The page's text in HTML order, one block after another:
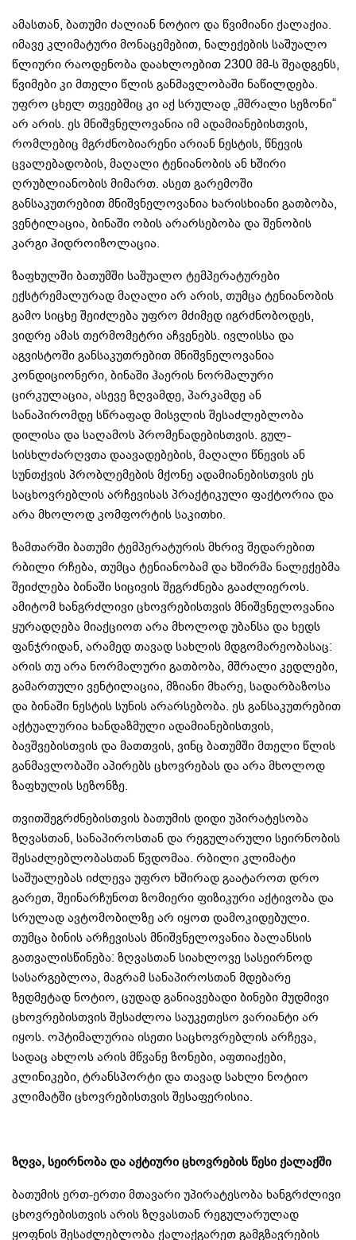
ამასთან, ბათუმი ძალიან ნოტიო და წვიმიანი ქალაქია.
იმავე კლიმატური მონაცემებით, ნალექების საშუალო
წლიური რაოდენობა დაახლოებით 2300 მმ-ს შეადგენს,
წვიმები კი მთელი წლის განმავლობაში ნაწილდება.
უფრო ცხელ თვეებშიც კი აქ სრულად „მშრალი სეზონი“
არ არის. ეს მნიშვნელოვანია იმ ადამიანებისთვის,
რომლებიც მგრძნობიარენი არიან ნესტის, წნევის
ცვალებადობის, მაღალი ტენიანობის ან ხშირი
ღრუბლიანობის მიმართ. ასეთ გარემოში
განსაკუთრებით მნიშვნელოვანია ხარისხიანი გათბობა,
ვენტილაცია, ბინაში ობის არარსებობა და შენობის
კარგი ჰიდროიზოლაცია.
ზაფხულში ბათუმში საშუალო ტემპერატურები
ექსტრემალურად მაღალი არ არის, თუმცა ტენიანობის
გამო სიცხე შეიძლება უფრო მძიმედ იგრძნობოდეს,
ვიდრე ამას თერმომეტრი აჩვენებს. ივლისსა და
აგვისტოში განსაკუთრებით მნიშვნელოვანია
კონდიციონერი, ბინაში ჰაერის ნორმალური
ცირკულაცია, ასევე ზღვამდე, პარკამდე ან
სანაპირომდე სწრაფად მისვლის შესაძლებლობა
დილისა და საღამოს პრომენადებისთვის. გულ-
სისხლძარღვთა დაავადებების, მაღალი წნევის ან
სუნთქვის პრობლემების მქონე ადამიანებისთვის ეს
საცხოვრებლის არჩევისას პრაქტიკული ფაქტორია და
არა მხოლოდ კომფორტის საკითხი.
ზამთარში ბათუმი ტემპერატურის მხრივ შედარებით
რბილი რჩება, თუმცა ტენიანობამ და ხშირმა ნალექებმა
შეიძლება ბინაში სიცივის შეგრძნება გააძლიეროს.
ამიტომ ხანგრძლივი ცხოვრებისთვის მნიშვნელოვანია
ყურადღება მიაქციოთ არა მხოლოდ უბანსა და ხედს
ფანჯრიდან, არამედ თავად სახლის მდგომარეობასაც:
არის თუ არა ნორმალური გათბობა, მშრალი კედლები,
გამართული ვენტილაცია, მზიანი მხარე, სადარბაზოსა
და ბინაში ნესტის სუნის არარსებობა. ეს განსაკუთრებით
აქტუალურია ხანდაზმული ადამიანებისთვის,
ბავშვებისთვის და მათთვის, ვინც ბათუმში მთელი წლის
განმავლობაში აპირებს ცხოვრებას და არა მხოლოდ
ზაფხულის სეზონზე.
თვითშეგრძნებისთვის ბათუმის დიდი უპირატესობა
ზღვასთან, სანაპიროსთან და რეგულარული სეირნობის
შესაძლებლობასთან წვდომაა. რბილი კლიმატი
საშუალებას იძლევა უფრო ხშირად გაატაროთ დრო
გარეთ, შეინარჩუნოთ ზომიერი ფიზიკური აქტივობა და
სრულად ავტომობილზე არ იყოთ დამოკიდებული.
თუმცა ბინის არჩევისას მნიშვნელოვანია ბალანსის
გათვალისწინება: ზღვასთან სიახლოვე სასეირნოდ
სასარგებლოა, მაგრამ სანაპიროსთან მდებარე
ზედმეტად ნოტიო, ცუდად განიავებადი ბინები მუდმივი
ცხოვრებისთვის შესაძლოა საუკეთესო ვარიანტი არ
იყოს. ოპტიმალურია ისეთი საცხოვრებლის არჩევა,
სადაც ახლოს არის მწვანე ზონები, აფთიაქები,
კლინიკები, ტრანსპორტი და თავად სახლი ნოტიო
კლიმატში ცხოვრებისთვის შესაფერისია.
ზღვა, სეირნობა და აქტიური ცხოვრების წესი ქალაქში
ბათუმის ერთ-ერთი მთავარი უპირატესობა ხანგრძლივი
ცხოვრებისთვის არის ზღვასთან რეგულარულად
ყოფნის შესაძლებლობა ქალაქგარეთ გამგზავრების